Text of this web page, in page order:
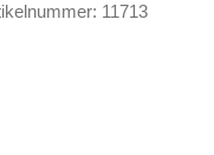
11713